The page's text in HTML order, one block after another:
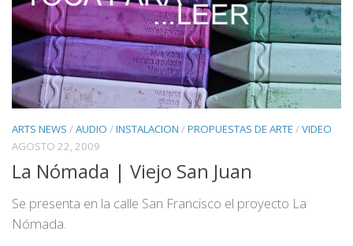
ARTS NEWS /AUDIO /INSTALACION /PROPUESTAS DE ARTE /VIDEO
AGOSTO 22, 2009
La Nómada | Viejo San Juan
Se presenta en la calle San Francisco el proyecto La
Nómada.